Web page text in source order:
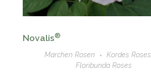
Novalis®
Marchen Rosen
Kordes Roses
Floribunda Roses